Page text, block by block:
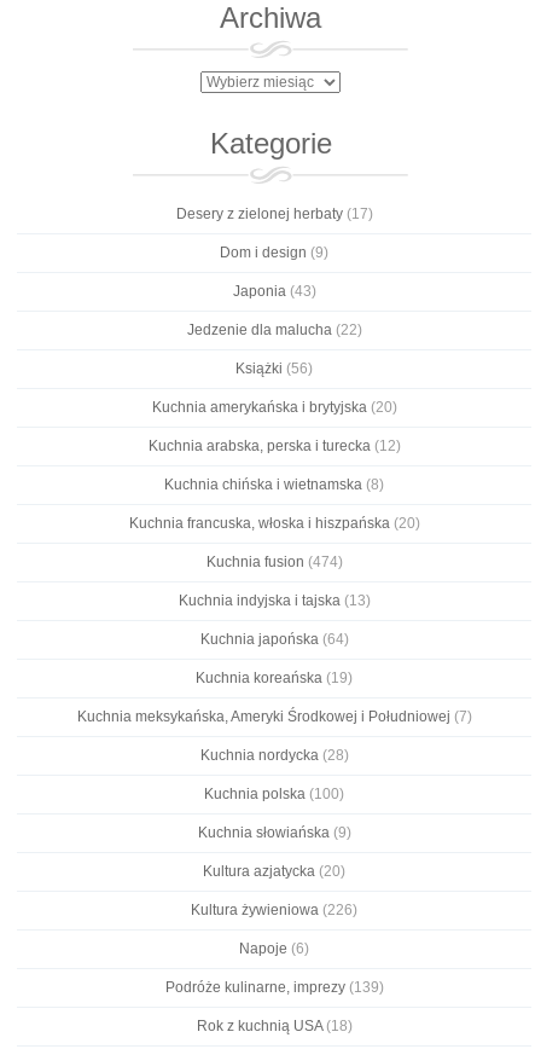
Archiwa
Archiwa
Kategorie
Desery z zielonej herbaty(17)
Dom i design (9)
Japonia(43)
Jedzenie dla malucha(22)
Książki (56)
Kuchnia amerykańska i brytyjska(20)
Kuchnia arabska, perska i turecka(12)
Kuchnia chińska i wietnamska (8)
Kuchnia francuska, włoska i hiszpańska(20)
Kuchnia fusion (474)
Kuchnia indyjska i tajska(13)
Kuchnia japońska(64)
Kuchnia koreańska (19)
Kuchnia meksykańska, Ameryki Środkowej i Południowej (7)
Kuchnia nordycka(28)
Kuchnia polska (100)
Kuchnia słowiańska(9)
Kultura azjatycka (20)
Kultura żywieniowa (226)
Napoje (6)
Podróże kulinarne, imprezy(139)
Rok z kuchnią USA(18)